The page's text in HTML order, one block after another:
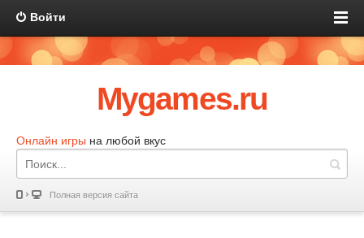
Войти
Mygames.ru
Онлайн игры на любой вкус
Полная версия сайта